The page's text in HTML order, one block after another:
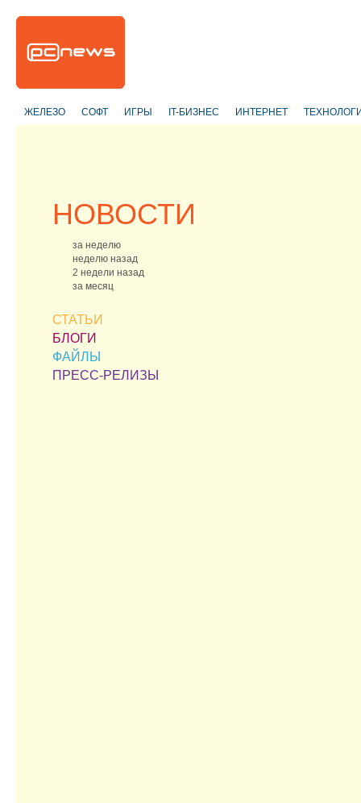
ЖЕЛЕЗО СОФТ ИГРЫ IT-БИЗНЕС ИНТЕРНЕТ
НОВОСТИ
за неделю
неделю назад
2 недели назад
за месяц
СТАТЬИ
БЛОГИ
ФАЙЛЫ
ПРЕСС-РЕЛИЗЫ